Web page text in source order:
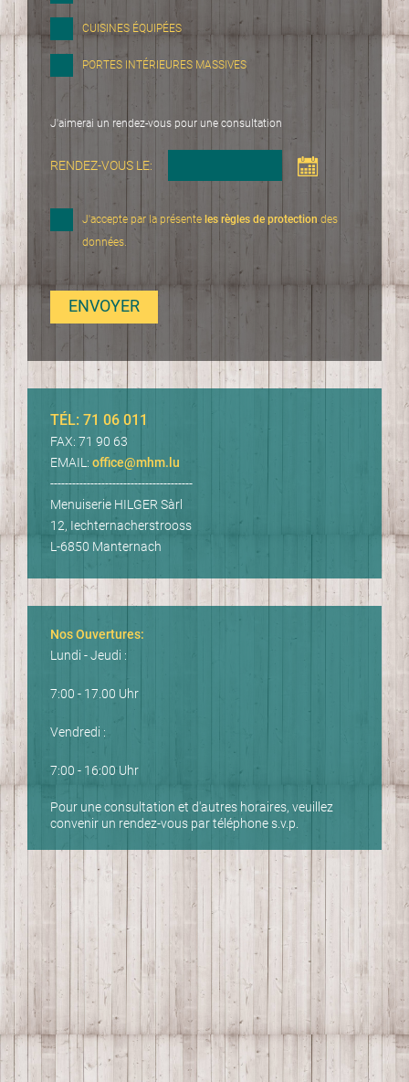
CUISINES ÉQUIPÉES
PORTES INTÉRIEURES MASSIVES
J'aimerai un rendez-vous pour une consultation
RENDEZ-VOUS LE:
J'accepte par la présente les règles de protectiondes
données.
ENVOYER
TÉL: 71 06 011
FAX: 71 90 63
EMAIL: office@mhm.lu
---------------------------------------
Menuiserie HILGER Sàrl
12, Iechternacherstrooss
L-6850 Manternach
Nos Ouvertures:
Lundi - Jeudi :
7:00 - 17.00 Uhr
Vendredi :
7:00 - 16:00 Uhr
Pour une consultation et d'autres horaires, veuillez
convenir un rendez-vous par téléphone s.v.p.